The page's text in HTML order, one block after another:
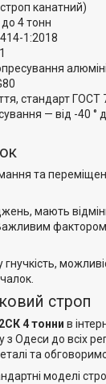
канатний)
4 тонн
1:2018
стандарт
— від -40 °
та
мають
строп
4 тонни в
з Одеси до всіх
та
моделі